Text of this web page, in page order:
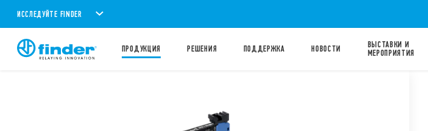
ИССЛЕДУЙТЕ FINDER
ПРОДУКЦИЯ PЕШЕНИЯ ПОДДЕРЖКА НОВОСТИ
ВЫСТАВКИ И
МЕРОПРИЯТИЯ